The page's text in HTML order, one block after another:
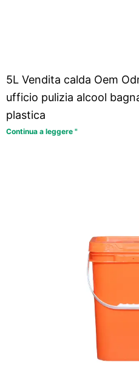
5L Vendita calda Oem
ufficio pulizia alcool
plastica
Continua a leggere "